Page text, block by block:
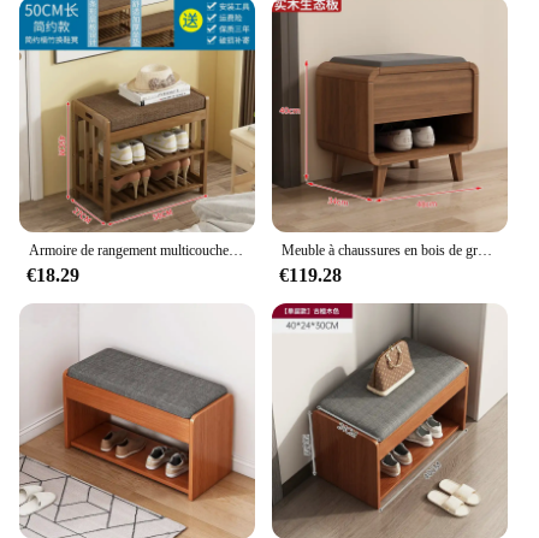
€18.29
Meuble à chaussures en bois de grande capacité, armoire d'entrée domestique, balcon intérieur, foyer, meubles de maison, KMSC
€119.28